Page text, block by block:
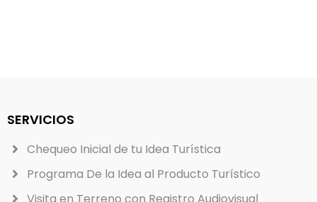
SERVICIOS
Chequeo Inicial de tu Idea Turística
Programa De la Idea al Producto Turístico
Visita en Terreno con Registro Audiovisual